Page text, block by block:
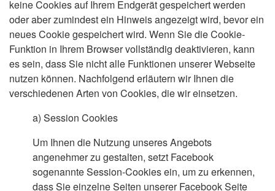
keine Cookies auf Ihrem Endgerät gespeichert werden
oder aber zumindest ein Hinweis angezeigt wird, bevor ein
neues Cookie gespeichert wird. Wenn Sie die Cookie-
Funktion in Ihrem Browser vollständig deaktivieren, kann
es sein, dass Sie nicht alle Funktionen unserer Webseite
nutzen können. Nachfolgend erläutern wir Ihnen die
verschiedenen Arten von Cookies, die wir einsetzen.
a) Session Cookies
Um Ihnen die Nutzung unseres Angebots
angenehmer zu gestalten, setzt Facebook
sogenannte Session-Cookies ein, um zu erkennen,
dass Sie einzelne Seiten unserer Facebook Seite